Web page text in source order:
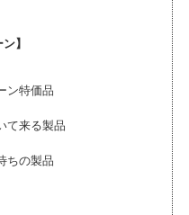
】
ン特価品
て来る製品
ちの製品